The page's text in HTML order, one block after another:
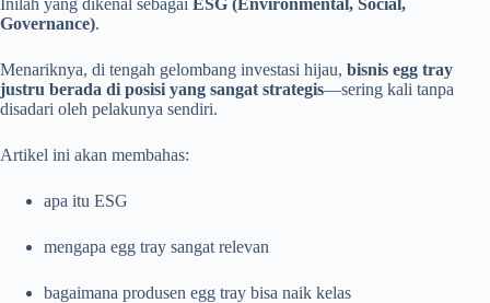
Governance).
Menariknya, di tengah gelombang investasi hijau, bisnis egg tray
justru berada di posisi yang sangat strategis—sering kali tanpa
disadari oleh pelakunya sendiri.
Artikel ini akan membahas:
apa itu ESG
mengapa egg tray sangat relevan
bagaimana produsen egg tray bisa naik kelas